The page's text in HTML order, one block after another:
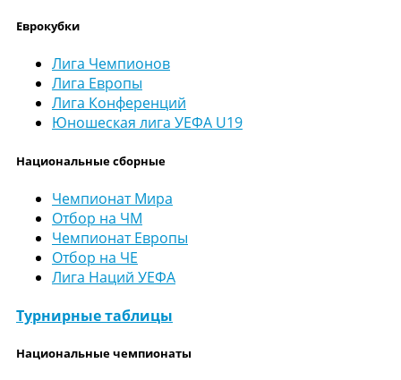
Еврокубки
Лига Чемпионов
Лига Европы
Лига Конференций
Юношеская лига УЕФА U19
Национальные сборные
Чемпионат Мира
Отбор на ЧМ
Чемпионат Европы
Отбор на ЧЕ
Лига Наций УЕФА
Турнирные таблицы
Национальные чемпионаты